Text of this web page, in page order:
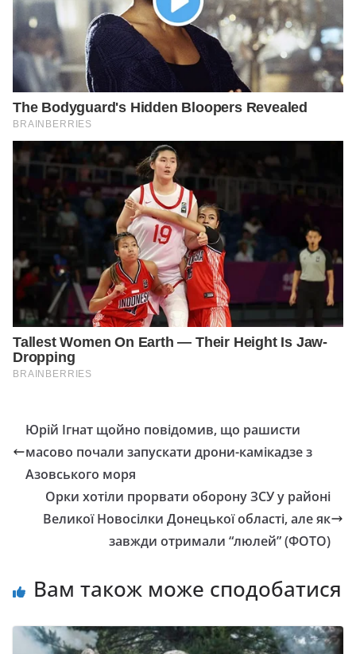
Юрій Ігнат щойно повідомив, що рашисти
масово почали запускати дрони-камікадзе з
Азовського моря
Орки хотіли прорвати оборону ЗСУ у районі
Великої Новосілки Донецької області, але як
завжди отримали “люлей” (ФОТО)
Вам також може сподобатися